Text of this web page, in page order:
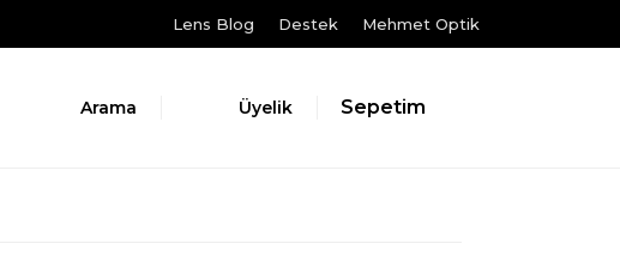
Lens Blog Destek Mehmet Optik
Arama Üyelik Sepetim